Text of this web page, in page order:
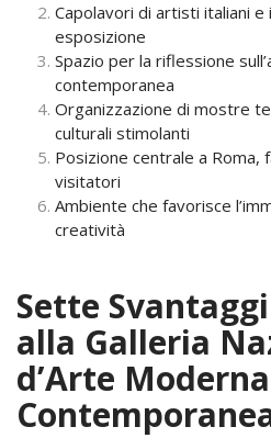
Capolavori di artisti italiani e
esposizione
Spazio per la riflessione
contemporanea
Organizzazione di mostre
culturali stimolanti
Posizione centrale a Roma,
visitatori
Ambiente che favorisce
creatività
Sette
alla Galleria
d’Arte